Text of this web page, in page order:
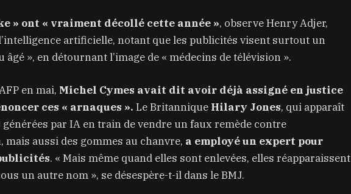
» ont « vraiment décollé cette année », observe Henry Adjer,
artificielle, notant que les publicités visent surtout un
âgé », en détournant l’image de « médecins de télévision ».
en mai, Michel Cymes avait dit avoir déjà assigné en justice
ces « arnaques ». Le Britannique Hilary Jones, qui apparaît
générées par IA en train de vendre un faux remède contre
mais aussi des gommes au chanvre, a employé un expert pour
. « Mais même quand elles sont enlevées, elles réapparaissent
un autre nom », se désespère-t-il dans le BMJ.